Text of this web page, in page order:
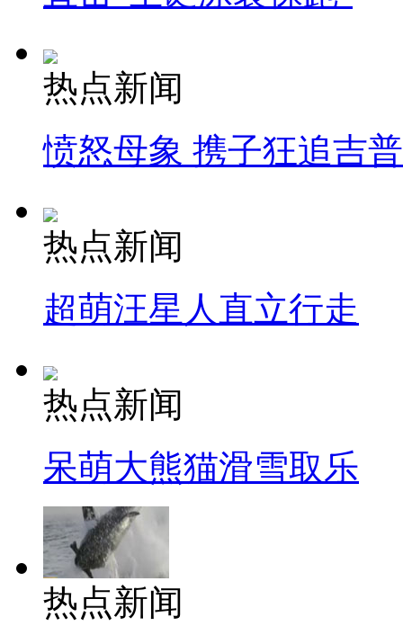
热点新闻
愤怒母象 携子狂追吉
热点新闻
超萌汪星人直立行走
热点新闻
呆萌大熊猫滑雪取乐
热点新闻